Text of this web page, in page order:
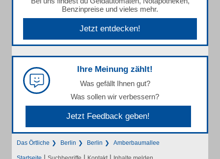
Benzinpreise und vieles mehr.
Jetzt entdecken!
Ihre Meinung zählt!
Was gefällt Ihnen gut?
Was sollen wir verbessern?
Jetzt Feedback geben!
Das Örtliche Berlin Berlin Amberbaumallee
| | |